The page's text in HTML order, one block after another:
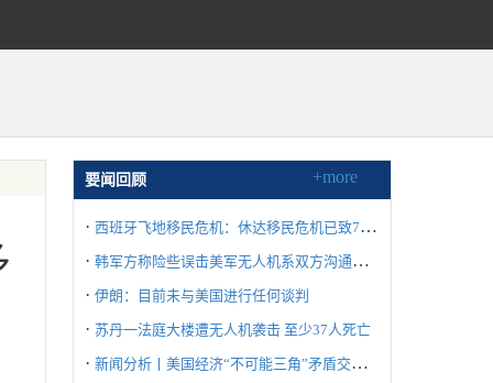
要闻回顾 +more
· 西班牙飞地移民危机：休达移民危机已致72人死亡
· 韩军方称险些误击美军无人机系双方沟通失误所致
· 伊朗：目前未与美国进行任何谈判
· 苏丹一法庭大楼遭无人机袭击 至少37人死亡
· 新闻分析丨美国经济“不可能三角”矛盾交织冲击世界